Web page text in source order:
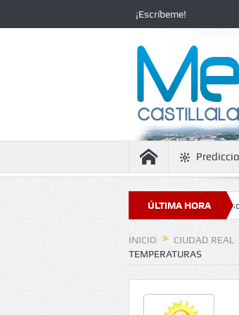
¡Escríbeme!
ÚLTIMA HORA
estabilidad con temperaturas en ascenso El
INICIO CIUDAD REAL
TEMPERATURAS